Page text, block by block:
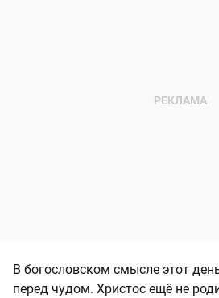
В богословском смысле этот
перед чудом. Христос ещё не